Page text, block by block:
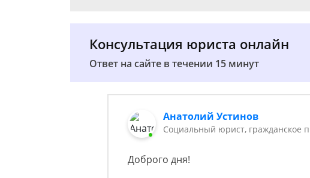
Консультация юриста онлайн
Ответ на сайте в течении 15 минут
Анатолий Устинов
Социальный юрист, гражданское
Доброго дня!